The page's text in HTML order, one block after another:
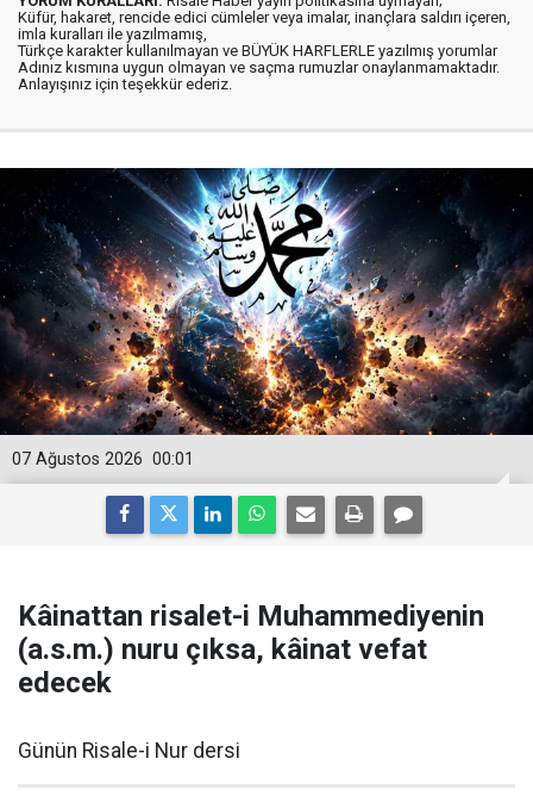
Küfür, hakaret, rencide edici cümleler veya imalar, inançlara saldırı içeren,
imla kuralları ile yazılmamış,
Türkçe karakter kullanılmayan ve BÜYÜK HARFLERLE yazılmış yorumlar
Adınız kısmına uygun olmayan ve saçma rumuzlar onaylanmamaktadır.
Anlayışınız için teşekkür ederiz.
00:01
07 Ağustos 2026
Kâinattan risalet-i Muhammediyenin
(a.s.m.) nuru çıksa, kâinat vefat
edecek
Günün Risale-i Nur dersi